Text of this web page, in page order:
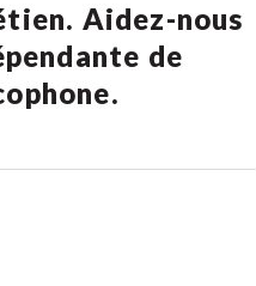
Aidez-nous
de